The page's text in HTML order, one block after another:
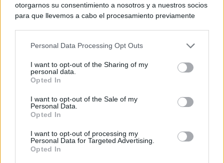
otorgarnos su consentimiento a nosotros y a nuestros socios
para que llevemos a cabo el procesamiento previamente
negar su consentimiento. Tenga en cuenta que algún
de su consentimiento, pero usted tiene el derecho de
rechazar tal procesamiento. Sus preferencias se aplicarán
cualquier momento entrando de nuevo en este sitio web o
visitando nuestra política de privacidad.
Personal Data Processing Opt Outs
I want to opt-out of the Sharing of my
personal data.
Opted In
I want to opt-out of the Sale of my
Personal Data.
Opted In
I want to opt-out of processing my
Personal Data for Targeted Advertising.
Opted In